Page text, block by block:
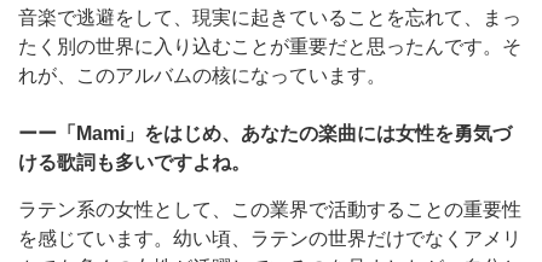
音楽で逃避をして、現実に起きていることを忘れて、まっ
たく別の世界に入り込むことが重要だと思ったんです。そ
れが、このアルバムの核になっています。
ーー「Mami」をはじめ、あなたの楽曲には女性を勇気づ
ける歌詞も多いですよね。
ラテン系の女性として、この業界で活動することの重要性
を感じています。幼い頃、ラテンの世界だけでなくアメリ